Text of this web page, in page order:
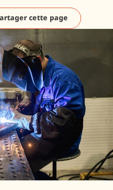
cette page